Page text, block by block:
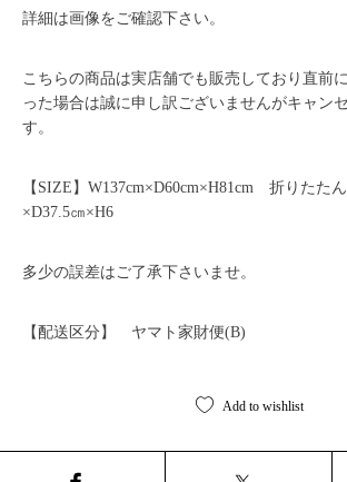
詳細は画像をご確認下さい。
こちらの商品は実店舗でも販売しており直前
った場合は誠に申し訳ございませんがキャン
す。
【SIZE】W137cm×D60cm×H81cm 折りたた
×D37.5㎝×H6
多少の誤差はご了承下さいませ。
【配送区分】 ヤマト家財便(B)
Add to wishlist